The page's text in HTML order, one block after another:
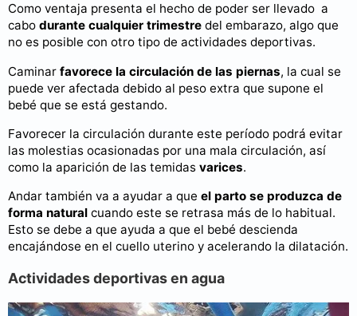
Como ventaja presenta el hecho de poder ser llevado a
cabo durante cualquier trimestre del embarazo, algo que
no es posible con otro tipo de actividades deportivas.
Caminar favorece la circulación de las piernas, la cual se
puede ver afectada debido al peso extra que supone el
bebé que se está gestando.
Favorecer la circulación durante este período podrá evitar
las molestias ocasionadas por una mala circulación, así
como la aparición de las temidas varices.
Andar también va a ayudar a que el parto se produzca de
forma natural cuando este se retrasa más de lo habitual.
Esto se debe a que ayuda a que el bebé descienda
encajándose en el cuello uterino y acelerando la dilatación.
Actividades deportivas en agua